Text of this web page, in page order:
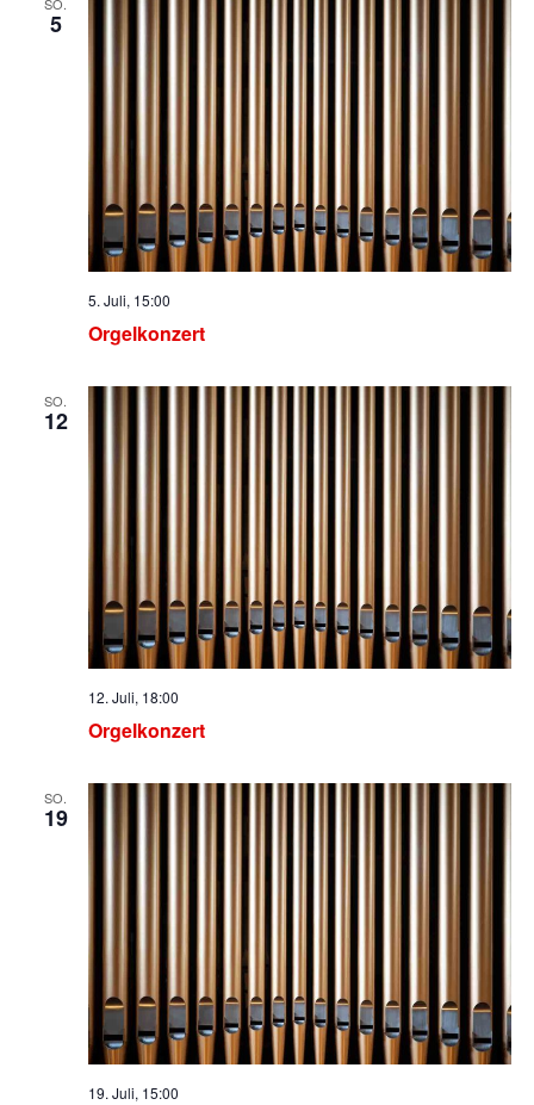
SO.
5
Orgelkonzert
5. Juli, 15:00
SO.
12
Orgelkonzert
12. Juli, 18:00
SO.
19
19. Juli, 15:00